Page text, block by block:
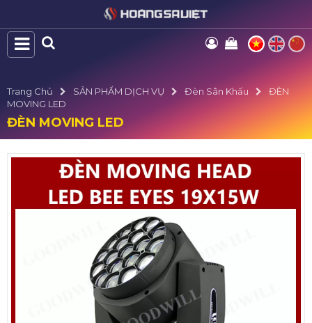
Trang Chủ SẢN PHẨM DỊCH VỤ Đèn Sân Khấu
ĐÈN
MOVING LED
ĐÈN MOVING LED